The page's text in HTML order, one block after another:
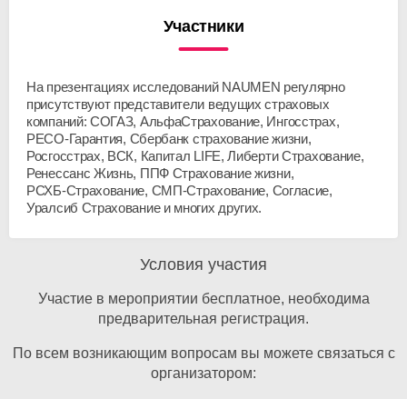
Участники
На презентациях исследований NAUMEN регулярно
присутствуют представители ведущих страховых
компаний: СОГАЗ, АльфаСтрахование, Ингосстрах,
РЕСО-Гарантия, Сбербанк страхование жизни,
Росгосстрах, ВСК, Капитал LIFE, Либерти Страхование,
Ренессанс Жизнь, ППФ Страхование жизни,
РСХБ-Страхование, СМП-Страхование, Согласие,
Уралсиб Страхование и многих других.
Условия участия
Участие в мероприятии бесплатное, необходима
предварительная регистрация.
По всем возникающим вопросам вы можете связаться с
организатором: